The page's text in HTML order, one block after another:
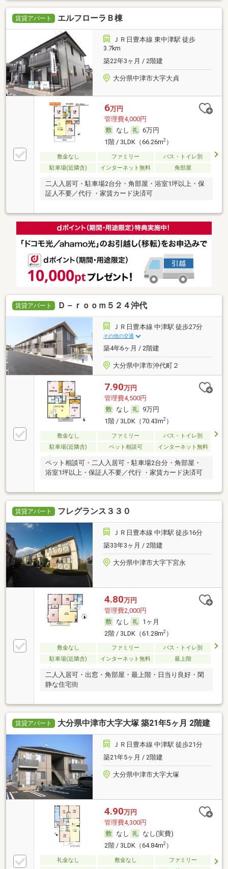
賃貸アパート エルフローラＢ棟
ＪＲ日豊本線 東中津駅 徒歩
3.7km
築22年3ヶ月 / 2階建
大分県中津市大字大貞
6万円
管理費4,000円
なし
6万円
1階 / 3LDK（66.26m2）
敷金なし ファミリー
バス・トイレ別
駐車場(近隣含)
インターネット無料 角部屋
二人入居可・駐車場2台分・角部屋・浴室1坪以上・保
証人不要／代行 ・家賃カード決済可
賃貸アパート Ｄ－ｒｏｏｍ５２４沖代
ＪＲ日豊本線 中津駅 徒歩27分
その他の交通
築4年6ヶ月 / 2階建
大分県中津市沖代町２
7.90万円
管理費4,500円
なし
9万円
1階 / 3LDK（70.43m2）
敷金なし ファミリー
バス・トイレ別
駐車場(近隣含)
ペット相談可 インターネット無料
ペット相談可・二人入居可・駐車場2台分・角部屋・
浴室1坪以上・保証人不要／代行 ・家賃カード決済可
賃貸アパート フレグランス３３０
ＪＲ日豊本線 中津駅 徒歩16分
築33年3ヶ月 / 2階建
大分県中津市大字下宮永
4.80万円
管理費2,000円
なし
1ヶ月
2階 / 3LDK（61.28m2）
敷金なし ファミリー
バス・トイレ別
駐車場(近隣含)
インターネット無料 最上階
二人入居可・出窓・角部屋・最上階・日当り良好・閑
静な住宅街
賃貸アパート 大分県中津市大字大塚 築21年5ヶ月 2階建
ＪＲ日豊本線 中津駅 徒歩21分
築21年5ヶ月 / 2階建
大分県中津市大字大塚
4.90万円
管理費4,300円
なし
なし(実費)
2階 / 3LDK（64.84m2）
礼金なし 敷金なし
ファミリー